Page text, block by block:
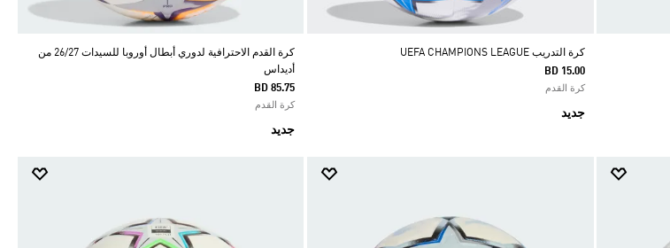
كرة التدريب UEFA CHAMPIONS LEAGUE
BD 15.00
كرة القدم
جديد
كرة القدم الاحترافية لدوري أبطال أوروبا للسيدات 26/27 من
أديداس
BD 85.75
كرة القدم
جديد